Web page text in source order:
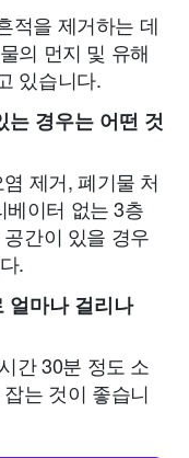
적을 제거하는 데
의 먼지 및 유해
있습니다.
는 경우는 어떤 것
제거, 폐기물 처
베이터 없는 3층
간이 있을 경우
.
얼마나 걸리나
간 30분 정도 소
는 것이 좋습니